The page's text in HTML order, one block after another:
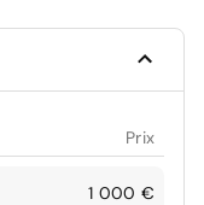
Prix
1 000 €